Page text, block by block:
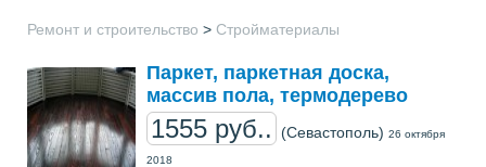
Ремонт и строительство > Стройматериалы
Паркет, паркетная доска,
массив пола, термодерево
1555 руб.. (Севастополь) 26 октября
2018